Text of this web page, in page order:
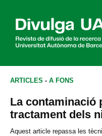
Entrevistes
ARTICLES - A FONS
La contaminació
tractament dels
Aquest article repassa les